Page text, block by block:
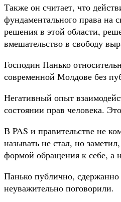
Также он считает, что
фундаментального права на
решения в этой области,
вмешательство в свободу
Господин Панько
современной Молдове без
Негативный опыт
состоянии прав человека.
В PAS и правительстве не
называть не стал, но
формой обращения к себе, а
Панько публично,
неуважительно поговорили.